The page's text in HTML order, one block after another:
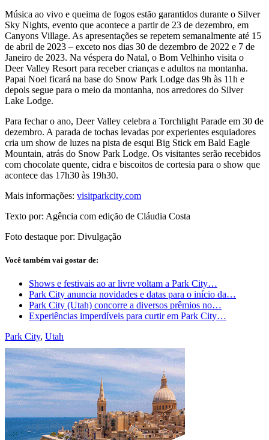
Música ao vivo e queima de fogos estão garantidos durante o Silver
Sky Nights, evento que acontece a partir de 23 de dezembro, em
Canyons Village. As apresentações se repetem semanalmente até 15
de abril de 2023 – exceto nos dias 30 de dezembro de 2022 e 7 de
Janeiro de 2023. Na véspera do Natal, o Bom Velhinho visita o
Deer Valley Resort para receber crianças e adultos na montanha.
Papai Noel ficará na base do Snow Park Lodge das 9h às 11h e
depois segue para o meio da montanha, nos arredores do Silver
Lake Lodge.
Para fechar o ano, Deer Valley celebra a Torchlight Parade em 30 de
dezembro. A parada de tochas levadas por experientes esquiadores
cria um show de luzes na pista de esqui Big Stick em Bald Eagle
Mountain, atrás do Snow Park Lodge. Os visitantes serão recebidos
com chocolate quente, cidra e biscoitos de cortesia para o show que
acontece das 17h30 às 19h30.
Mais informações: visitparkcity.com
Texto por: Agência com edição de Cláudia Costa
Foto destaque por: Divulgação
Você também vai gostar de:
Shows e festivais ao ar livre voltam a Park City…
Park City anuncia novidades e datas para o início da…
Park City (Utah) concorre a diversos prêmios no…
Experiências imperdíveis para curtir em Park City…
Park City, Utah